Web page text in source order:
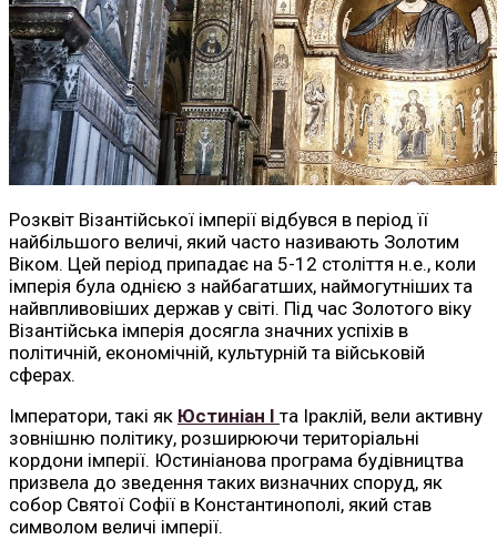
Розквіт Візантійської імперії відбувся в період її
найбільшого величі, який часто називають Золотим
Віком. Цей період припадає на 5-12 століття н.е., коли
імперія була однією з найбагатших, наймогутніших та
найвпливовіших держав у світі. Під час Золотого віку
Візантійська імперія досягла значних успіхів в
політичній, економічній, культурній та військовій
сферах.
Імператори, такі як Юстиніан І та Іраклій, вели активну
зовнішню політику, розширюючи територіальні
кордони імперії. Юстиніанова програма будівництва
призвела до зведення таких визначних споруд, як
собор Святої Софії в Константинополі, який став
символом величі імперії.